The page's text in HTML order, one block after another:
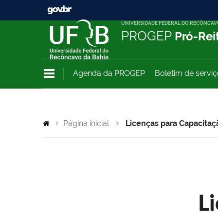
UNIVERSIDADE FEDERAL DO
PROGEP Pró-
Agenda da PROGEP Boletim de
Página inicial Licenças para